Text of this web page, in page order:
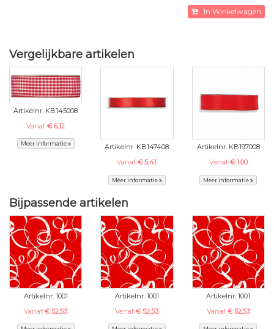
In Winkelwagen
Vergelijkbare artikelen
Artikelnr. KB145008
Vanaf€ 6,12
Meer informatie
Artikelnr. KB147408
Vanaf€ 5,41
Meer informatie
Artikelnr. KB197008
Vanaf € 1,00
Meer informatie
Bijpassende artikelen
Artikelnr. 1001
Vanaf€ 52,53
Artikelnr. 1001
Vanaf€ 52,53
Artikelnr. 1001
Vanaf € 52,53